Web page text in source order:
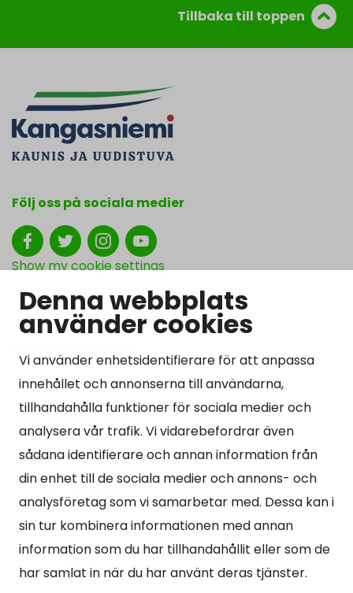
Denna webbplats
använder cookies
Vi använder enhetsidentifierare för att anpassa
innehållet och annonserna till användarna,
tillhandahålla funktioner för sociala medier och
analysera vår trafik. Vi vidarebefordrar även
sådana identifierare och annan information från
din enhet till de sociala medier och annons- och
analysföretag som vi samarbetar med. Dessa kan i
sin tur kombinera informationen med annan
information som du har tillhandahållit eller som de
har samlat in när du har använt deras tjänster.
Tillbaka till toppen
Följ oss på sociala medier
Show my cookie settings
Kangasniemen kunta
Otto Mannisen tie 2
kirjaamo@kangasniemi.fi
Tel. 040 719 9370
Y-tunnus 0164690-3
Öppet
Mån -fre 9-15.